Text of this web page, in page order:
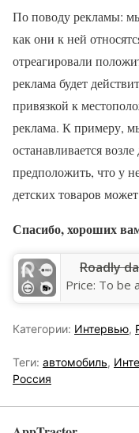
По поводу рекламы:
как они к ней
отреагировали
реклама будет
привязкой к
реклама. К примеру,
останавливается
предположить, что у
детских товаров
Спасибо, хороших
Roadly
Price: To be
Категории: Интервью,
Теги: автомобиль,
Россия